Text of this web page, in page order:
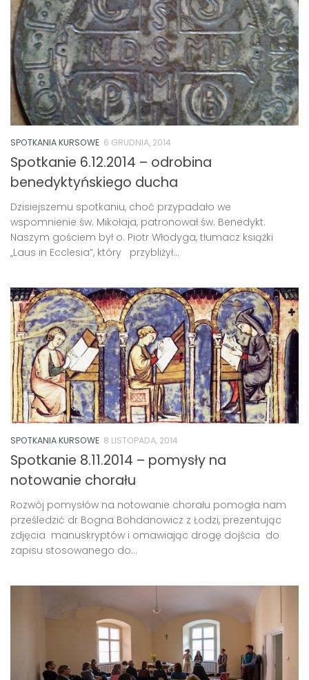
SPOTKANIA KURSOWE 6 GRUDNIA, 2014
Spotkanie 6.12.2014 – odrobina
benedyktyńskiego ducha
Dzisiejszemu spotkaniu, choć przypadało we
wspomnienie św. Mikołaja, patronował św. Benedykt.
Naszym gościem był o. Piotr Włodyga, tłumacz książki
„Laus in Ecclesia”, który przybliżył...
SPOTKANIA KURSOWE 8 LISTOPADA, 2014
Spotkanie 8.11.2014 – pomysły na
notowanie chorału
Rozwój pomysłów na notowanie chorału pomogła nam
prześledzić dr Bogna Bohdanowicz z Łodzi, prezentując
zdjęcia manuskryptów i omawiając drogę dojścia do
zapisu stosowanego do...